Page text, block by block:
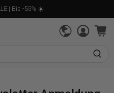
| Bis -55% ☀️